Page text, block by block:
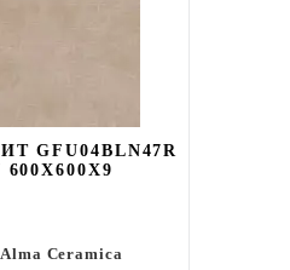
GFU04BLN47R
600X600X9
Alma Ceramica